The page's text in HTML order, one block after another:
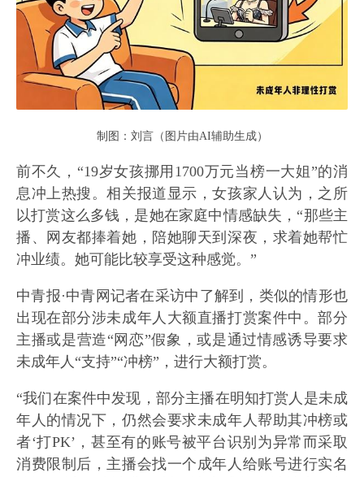
制图：刘言（图片由AI辅助生成）
前不久，“19岁女孩挪用1700万元当榜一大姐”的消
息冲上热搜。相关报道显示，女孩家人认为，之所
以打赏这么多钱，是她在家庭中情感缺失，“那些主
播、网友都捧着她，陪她聊天到深夜，求着她帮忙
冲业绩。她可能比较享受这种感觉。”
中青报·中青网记者在采访中了解到，类似的情形也
出现在部分涉未成年人大额直播打赏案件中。部分
主播或是营造“网恋”假象，或是通过情感诱导要求
未成年人“支持”“冲榜”，进行大额打赏。
“我们在案件中发现，部分主播在明知打赏人是未成
年人的情况下，仍然会要求未成年人帮助其冲榜或
者‘打PK’，甚至有的账号被平台识别为异常而采取
消费限制后，主播会找一个成年人给账号进行实名